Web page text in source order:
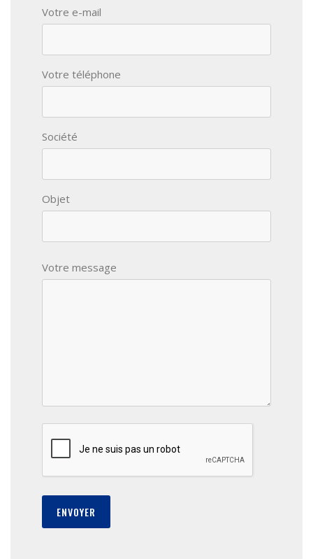
Votre e-mail
Votre téléphone
Société
Objet
Votre message